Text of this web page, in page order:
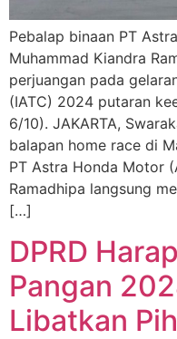
Pebalap binaan PT
Muhammad Kiandra
perjuangan pada
(IATC) 2024 putaran
6/10). JAKARTA,
balapan home race di
PT Astra Honda Motor
Ramadhipa langsung
[…]
DPRD
Pangan
Libatkan